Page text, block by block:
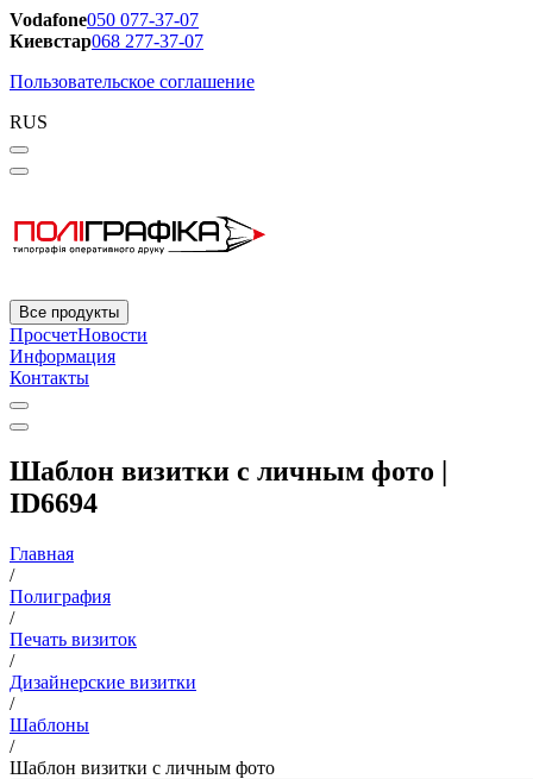
Vodafone050 077-37-07
Киевстар068 277-37-07
Пользовательское соглашение
RUS
Все продукты
ПросчетНовости
Информация
Контакты
Шаблон визитки с личным фото |
ID6694
Главная
/
Полиграфия
/
Печать визиток
/
Дизайнерские визитки
/
Шаблоны
/
Шаблон визитки с личным фото